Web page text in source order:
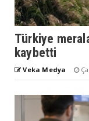
Türkiye
kaybetti
Veka Medya